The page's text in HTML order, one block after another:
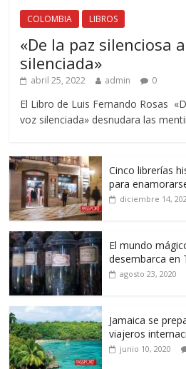
COLOMBIA LIBROS
«De la paz silenciosa
silenciada»
abril 25, 2022 admin 0
El Libro de Luis Fernando Rosas
voz silenciada» desnudara las
Cinco librerías
para
diciembre 14,
El mundo
desembarca en
agosto 23, 2020
Jamaica se
viajeros
junio 10, 2020